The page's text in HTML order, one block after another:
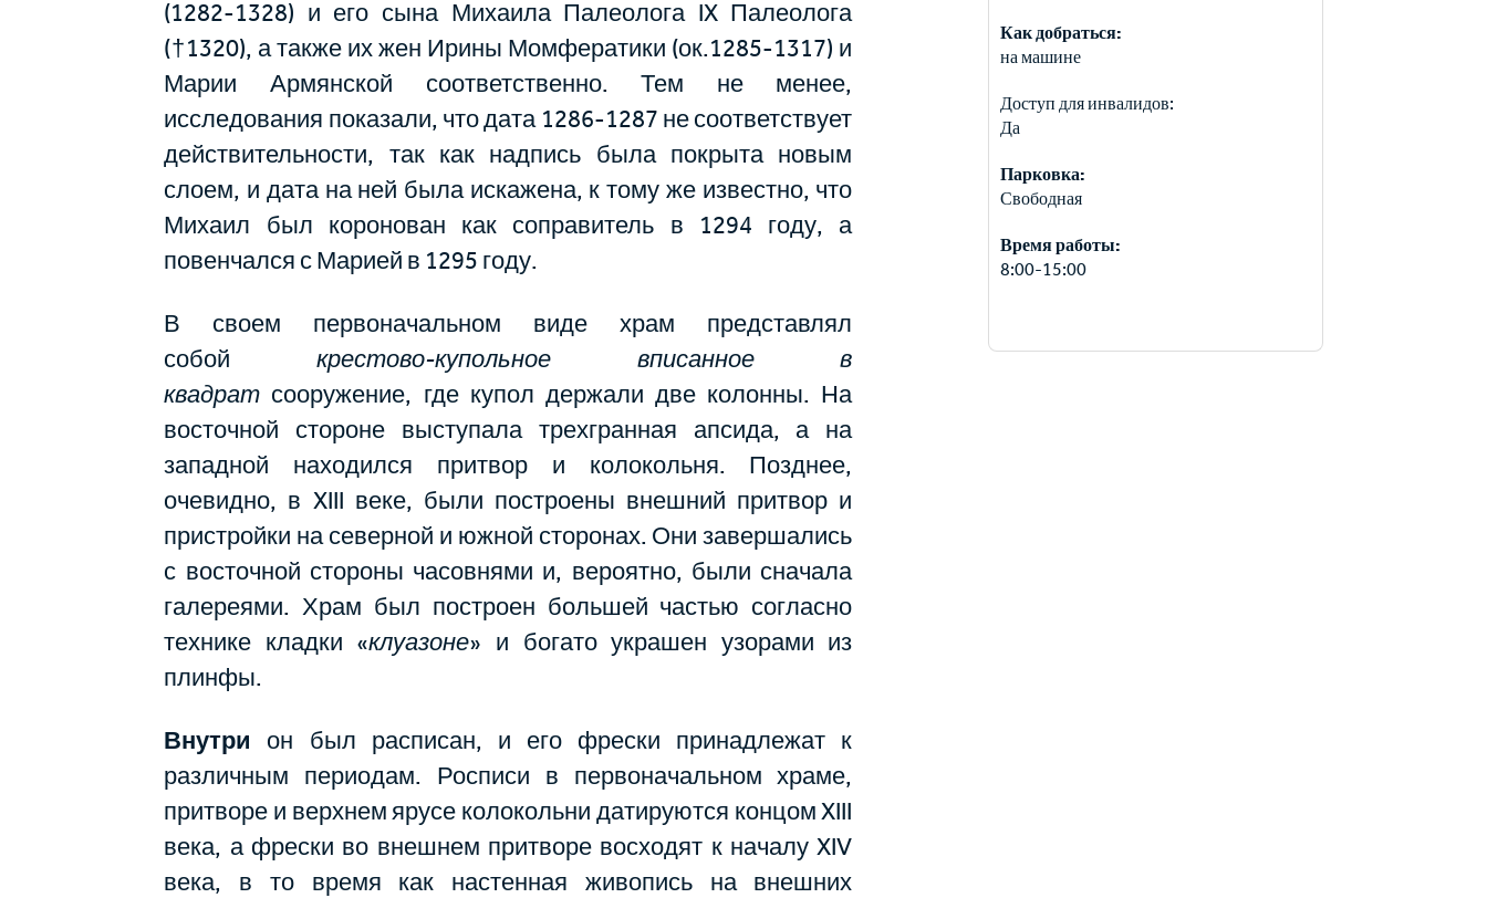
(1282-1328) и его сына Михаила Палеолога IX Палеолога
(†1320), а также их жен Ирины Момфератики (ок.1285-1317) и
Марии Армянской соответственно. Тем не менее,
исследования показали, что дата 1286-1287 не соответствует
действительности, так как надпись была покрыта новым
слоем, и дата на ней была искажена, к тому же известно, что
Михаил был коронован как соправитель в 1294 году, а
повенчался с Марией в 1295 году.
В своем первоначальном виде храм представлял
собой крестово-купольное
вписанное в
квадрат сооружение, где купол держали две колонны. На
восточной стороне выступала трехгранная апсида, а на
западной находился притвор и колокольня. Позднее,
очевидно, в XIII веке, были построены внешний притвор и
пристройки на северной и южной сторонах. Они завершались
с восточной стороны часовнями и, вероятно, были сначала
галереями. Храм был построен большей частью согласно
технике кладки «клуазоне» и богато украшен узорами из
плинфы.
Внутри он был расписан, и его фрески принадлежат к
различным периодам. Росписи в первоначальном храме,
притворе и верхнем ярусе колокольни датируются концом XIII
века, а фрески во внешнем притворе восходят к началу XIV
века, в то время как настенная живопись на внешних
Как добраться:
на машине
Доступ для инвалидов:
Да
Парковка:
Свободная
Время работы:
8:00-15:00